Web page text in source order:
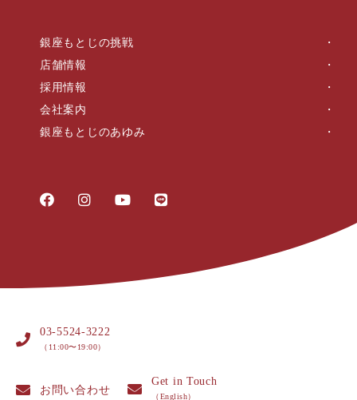
銀座もとじの挑戦
店舗情報
採用情報
会社案内
銀座もとじのあゆみ
03-5524-3222
（11:00〜19:00）
お問い合わせ
Get in Touch
（English）